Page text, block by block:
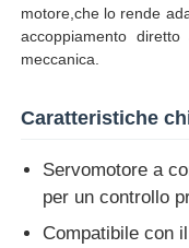
motore,che lo rende
accoppiamento
meccanica.
Caratteristiche
Servomotore a
per un controllo
Compatibile con